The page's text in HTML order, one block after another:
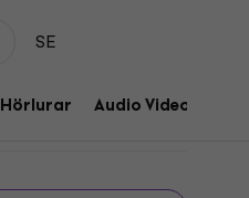
SE
Hörlurar Audio Video